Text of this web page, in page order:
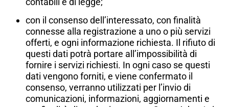
con il consenso dell’interessato, con finalità
connesse alla registrazione a uno o più servizi
offerti, e ogni informazione richiesta. Il rifiuto di
questi dati potrà portare all’impossibilità di
fornire i servizi richiesti. In ogni caso se questi
dati vengono forniti, e viene confermato il
consenso, verranno utilizzati per l’invio di
comunicazioni, informazioni, aggiornamenti e